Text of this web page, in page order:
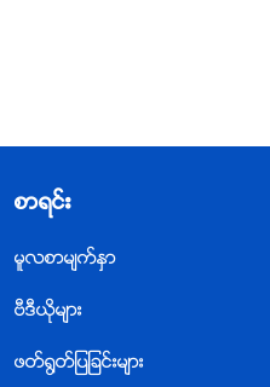
စာရင္း
မူလစာမ်က္ႏွာ
ဗီဒီယိုမ်ား
ဖတ္႐ြတ္ျပျခင္းမ်ား